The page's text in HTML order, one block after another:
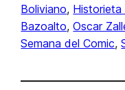
Boliviano, Historieta
Bazoalto, Oscar
Semana del Comic,